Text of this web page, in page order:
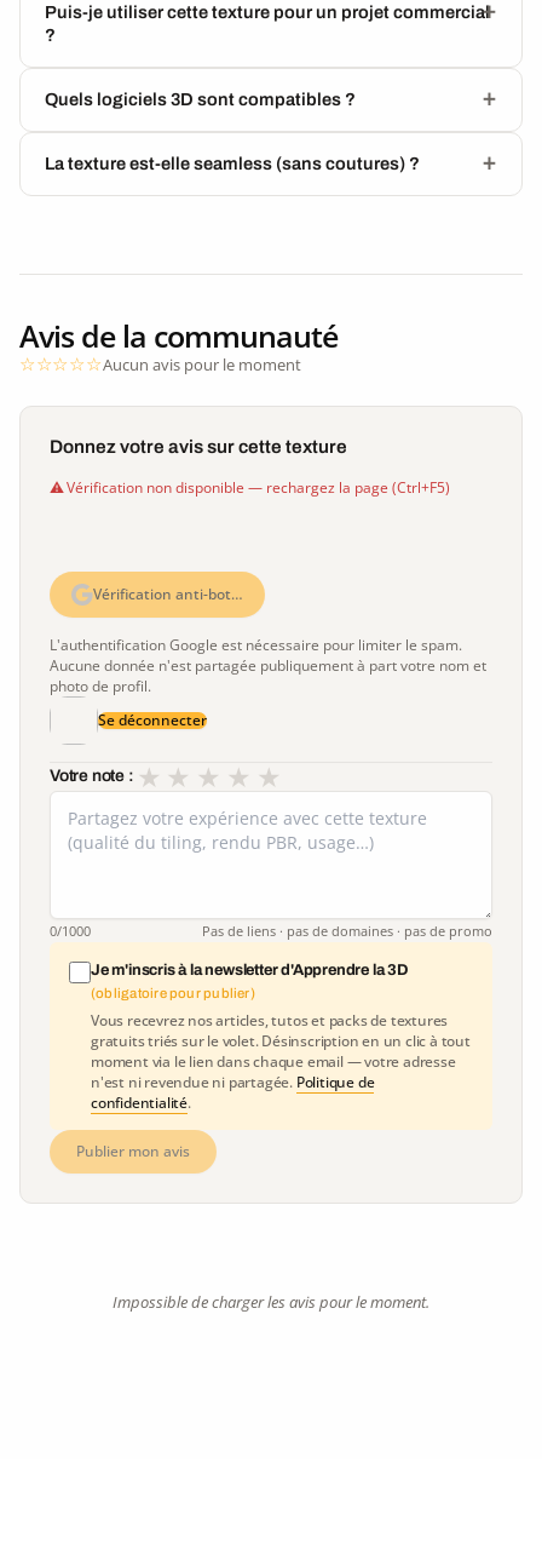
Puis-je utiliser cette texture pour un projet commercial
?
Quels logiciels 3D sont compatibles ?
La texture est-elle seamless (sans coutures) ?
Avis de la communauté
Aucun avis pour le moment
Donnez votre avis sur cette texture
Vérification non disponible — rechargez la page (Ctrl+F5)
Vérification anti-bot…
L'authentification Google est nécessaire pour limiter le spam.
Aucune donnée n'est partagée publiquement à part votre nom et
photo de profil.
Se déconnecter
Votre note : ★
★
★
★
★
0/1000 Pas de liens · pas de domaines · pas de promo
Je m'inscris à la newsletter d'Apprendre la 3D
(obligatoire pour publier)
Vous recevrez nos articles, tutos et packs de textures
gratuits triés sur le volet. Désinscription en un clic à tout
moment via le lien dans chaque email — votre adresse
n'est ni revendue ni partagée. Politique de
confidentialité.
Publier mon avis
Impossible de charger les avis pour le moment.